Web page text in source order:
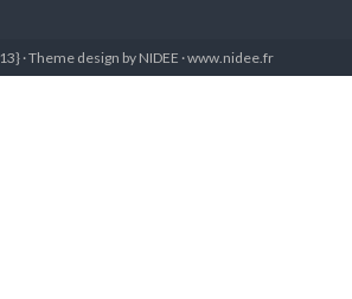
· Theme design by NIDEE · www.nidee.fr